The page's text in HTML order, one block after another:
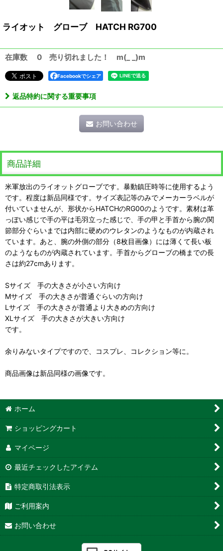
ライオット グローブ HATCH RG700
在庫数 0 売り切れました！ m(_ _)m
Facebookでシェア
返品特約に関する重要事項
お問い合わせ
商品詳細
米軍放出のライオットグローブです。暴動鎮圧時等に使用するよう
です。程度は新品同様です。サイズ表記等のみでメーカーラベルが
付いていませんが、形状からHATCHのRG00のようです。素材は革
っぽい感じで手の平は毛羽立った感じで、手の甲と手首から腕の関
節部分ぐらいまでは内部に硬めのウレタンのようなものが内蔵され
ています。あと、腕の外側の部分（8枚目画像）には薄くて長い板
のようなものが内蔵されています。手首からグローブの橋までの長
さは約27cmあります。
Sサイズ 手の大きさが小さい方向け
Mサイズ 手の大きさが普通ぐらいの方向け
Lサイズ 手の大きさが普通より大きめの方向け
XLサイズ 手の大きさが大きい方向け
です。
余りみないタイプですので、コスプレ、コレクション等に。
商品画像は新品同様の画像です。
ホーム
ショッピングカート
マイページ
最近チェックしたアイテム
特定商取引法表示
ご利用案内
お問い合わせ